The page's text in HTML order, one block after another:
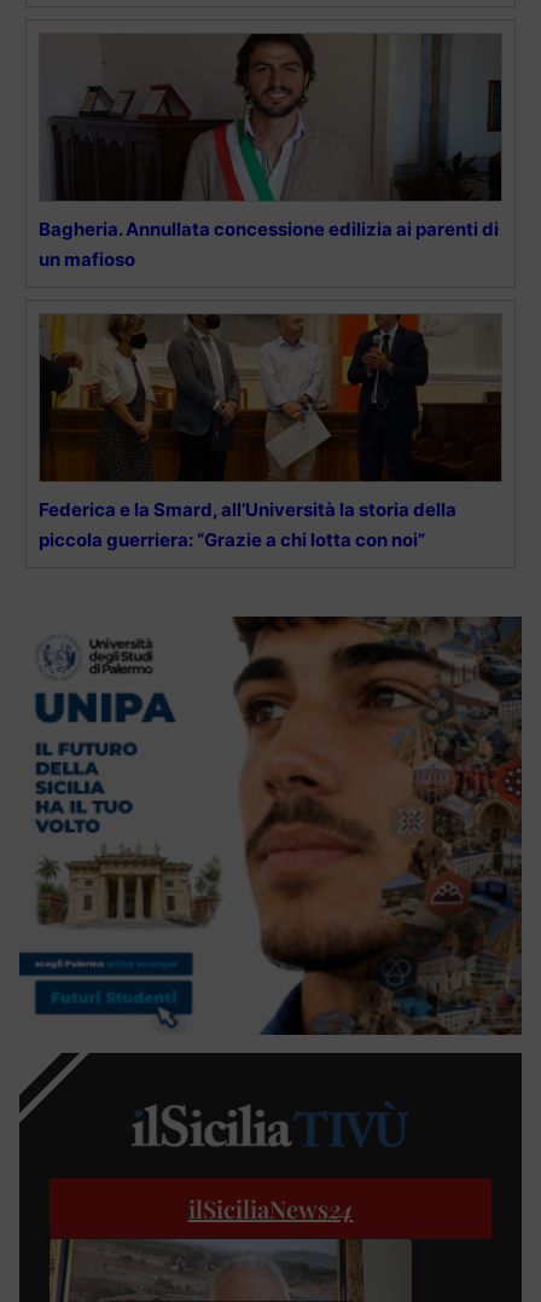
Bagheria. Annullata concessione edilizia ai parenti di
un mafioso
Federica e la Smard, all’Università la storia della
piccola guerriera: “Grazie a chi lotta con noi”
ilSiciliaNews24